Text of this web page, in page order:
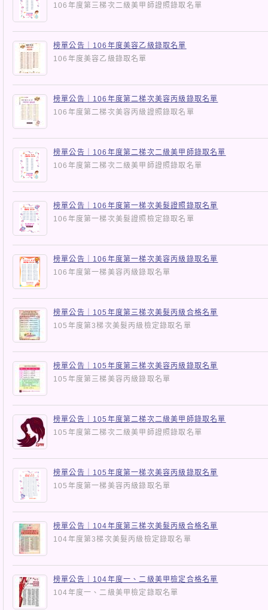
106年度第三梯次二級美甲師證照錄取名單
榜單公告｜106年度美容乙級錄取名單
106年度美容乙級錄取名單
榜單公告｜106年度第二梯次美容丙級錄取名單
106年度第二梯次美容丙級證照錄取名單
榜單公告｜106年度第二梯次二級美甲師錄取名單
106年度第二梯次二級美甲師證照錄取名單
榜單公告｜106年度第一梯次美髮證照錄取名單
106年度第一梯次美髮證照檢定錄取名單
榜單公告｜106年度第一梯次美容丙級錄取名單
106年度第一梯美容丙級錄取名單
榜單公告｜105年度第三梯次美髮丙級合格名單
105年度第3梯次美髮丙級檢定錄取名單
榜單公告｜105年度第三梯次美容丙級錄取名單
105年度第三梯美容丙級錄取名單
榜單公告｜105年度第二梯次二級美甲師錄取名單
105年度第二梯次二級美甲師證照錄取名單
榜單公告｜105年度第一梯次美容丙級錄取名單
105年度第一梯美容丙級錄取名單
榜單公告｜104年度第三梯次美髮丙級合格名單
104年度第3梯次美髮丙級檢定錄取名單
榜單公告｜104年度一、二級美甲檢定合格名單
104年度一、二級美甲檢定錄取名單